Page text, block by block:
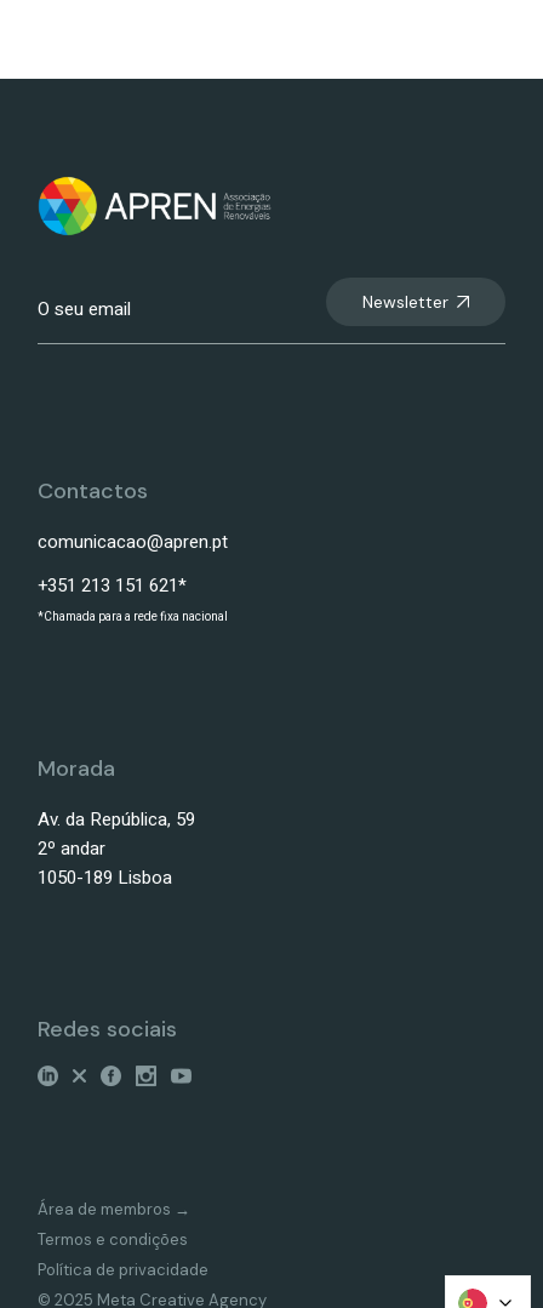
Newsletter
Contactos
comunicacao@apren.pt
+351 213 151 621*
*Chamada para a rede fixa nacional
Morada
Av. da República, 59
2º andar
1050-189 Lisboa
Redes sociais
Área de membros →
Termos e condições
Política de privacidade
© 2025 Meta Creative Agency